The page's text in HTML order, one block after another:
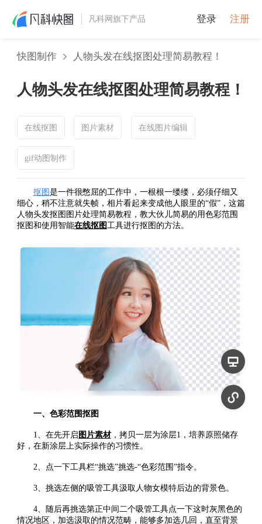
凡科网旗下产品 登录 注册
快图制作 人物头发在线抠图处理简易教程！
人物头发在线抠图处理简易教程！
在线抠图 图片素材 在线图片编辑
gif动图制作
抠图是一件很憋屈的工作中，一根根一缕缕，必须仔细又
细心，稍不注意就失帧，相片看起来变成他人眼里的“假”，这篇
人物头发抠图图片处理简易教程，教大伙儿简易的用色彩范围
抠图和使用智能在线抠图工具进行抠图的方法。
一、色彩范围抠图
1、在先开启图片素材，拷贝一层为涂层1，培养原照储存
好，在新涂层上实际操作的习惯性。
2、点一下工具栏“挑选”挑选-“色彩范围”指令。
3、挑选左侧的吸管工具汲取人物女模特后边的背景色。
4、随后再挑选第正中间二个吸管工具点一下这时灰黑色的
情况地区，加选汲取的情况范畴，能够多加选几回，直至背景